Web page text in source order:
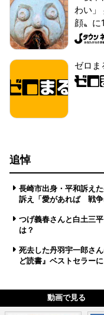
わい」
顔〟に
ゼロま
追悼
長崎市出身・平和訴え
訴え「愛があれば 戦争
つげ義春さんと白土三
は？
死去した丹羽宇一郎さ
ど読書』ベストセラーに
動画で見る